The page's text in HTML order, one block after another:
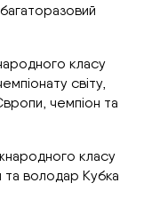
класу
світу,
чемпіон та
класу
та володар Кубка